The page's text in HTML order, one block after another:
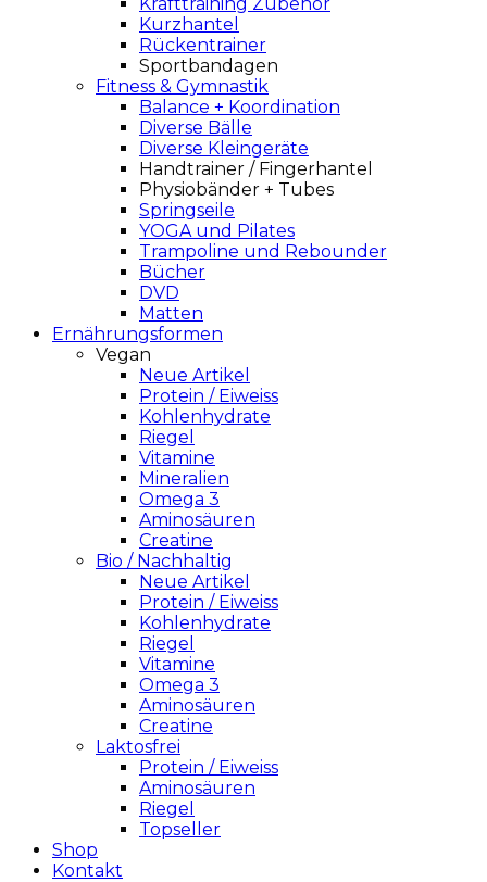
Kurzhantel
Rückentrainer
Sportbandagen
Fitness & Gymnastik
Balance + Koordination
Diverse Bälle
Diverse Kleingeräte
Handtrainer / Fingerhantel
Physiobänder + Tubes
Springseile
YOGA und Pilates
Trampoline und Rebounder
Bücher
DVD
Matten
Ernährungsformen
Vegan
Neue Artikel
Protein / Eiweiss
Kohlenhydrate
Riegel
Vitamine
Mineralien
Omega 3
Aminosäuren
Creatine
Bio / Nachhaltig
Neue Artikel
Protein / Eiweiss
Kohlenhydrate
Riegel
Vitamine
Omega 3
Aminosäuren
Creatine
Laktosfrei
Protein / Eiweiss
Aminosäuren
Riegel
Topseller
Shop
Kontakt